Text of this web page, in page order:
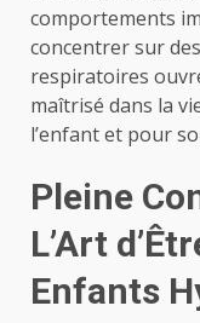
comportements
concentrer sur
respiratoires
maîtrisé dans la
l’enfant et pour
Pleine
L’Art
Enfants